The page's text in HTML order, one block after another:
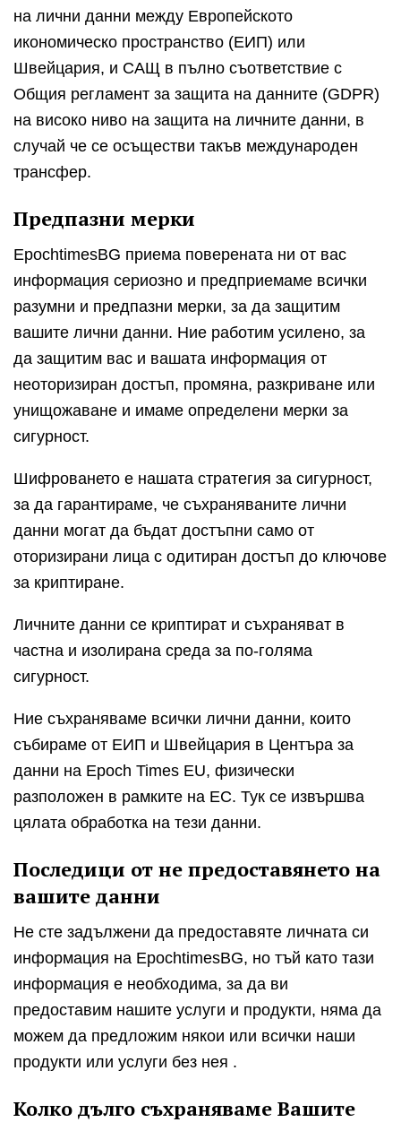
на лични данни между Европейското
икономическо пространство (ЕИП) или
Швейцария, и САЩ в пълно съответствие с
Общия регламент за защита на данните (GDPR)
на високо ниво на защита на личните данни, в
случай че се осъществи такъв международен
трансфер.
Предпазни мерки
EpochtimesBG приема поверената ни от вас
информация сериозно и предприемаме всички
разумни и предпазни мерки, за да защитим
вашите лични данни. Ние работим усилено, за
да защитим вас и вашата информация от
неоторизиран достъп, промяна, разкриване или
унищожаване и имаме определени мерки за
сигурност.
Шифроването е нашата стратегия за сигурност,
за да гарантираме, че съхраняваните лични
данни могат да бъдат достъпни само от
оторизирани лица с одитиран достъп до ключове
за криптиране.
Личните данни се криптират и съхраняват в
частна и изолирана среда за по-голяма
сигурност.
Ние съхраняваме всички лични данни, които
събираме от ЕИП и Швейцария в Центъра за
данни на Epoch Times EU, физически
разположен в рамките на ЕС. Тук се извършва
цялата обработка на тези данни.
Последици от не предоставянето на
вашите данни
Не сте задължени да предоставяте личната си
информация на EpochtimesBG, но тъй като тази
информация е необходима, за да ви
предоставим нашите услуги и продукти, няма да
можем да предложим някои или всички наши
продукти или услуги без нея .
Колко дълго съхраняваме Вашите